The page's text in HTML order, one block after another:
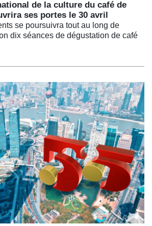
de la culture du café de
ses portes le 30 avril
se poursuivra tout au long de
dix séances de dégustation de café